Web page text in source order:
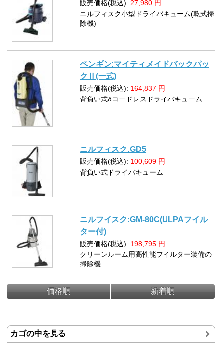
販売価格(税込): 27,980 円
ニルフィスク小型ドライバキューム(乾式掃
除機)
ペンギン:マイティメイドバックパッ
クⅡ(一式)
販売価格(税込): 164,837 円
背負い式&コードレスドライバキューム
ニルフィスク:GD5
販売価格(税込): 100,609 円
背負い式ドライバキューム
ニルフイスク:GM-80C(ULPAフイル
ター付)
販売価格(税込): 198,795 円
クリーンルーム用高性能フイルター装備の
掃除機
価格順 新着順
カゴの中を見る